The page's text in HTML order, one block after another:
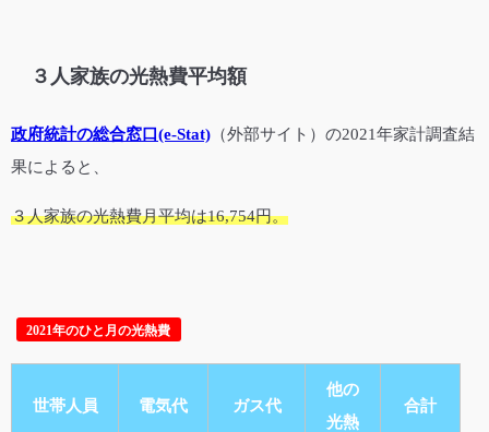
３人家族の光熱費平均額
政府統計の総合窓口(e-Stat) （外部サイト）の2021年家計調査結
果によると、
３人家族の光熱費月平均は16,754円。
2021年のひと月の光熱費
世帯人員 電気代 ガス代
他の
光熱
合計